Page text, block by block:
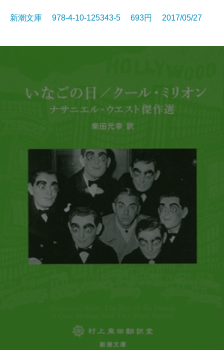
新潮文庫 978-4-10-125343-5 693円 2017/05/27